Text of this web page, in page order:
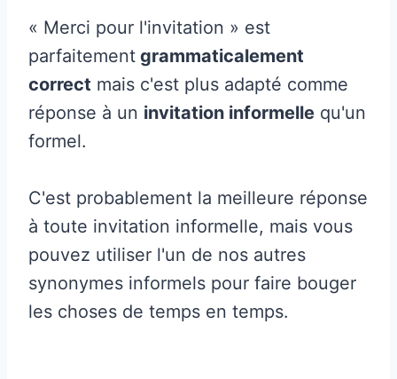
« Merci pour l'invitation » est
parfaitement grammaticalement
correct mais c'est plus adapté comme
réponse à un invitation informelle qu'un
formel.
C'est probablement la meilleure réponse
à toute invitation informelle, mais vous
pouvez utiliser l'un de nos autres
synonymes informels pour faire bouger
les choses de temps en temps.